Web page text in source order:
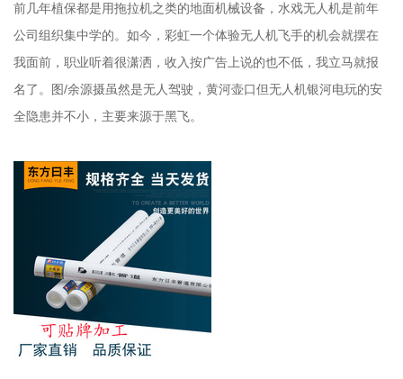
前几年植保都是用拖拉机之类的地面机械设备，水戏无人机是前年
公司组织集中学的。如今，彩虹一个体验无人机飞手的机会就摆在
我面前，职业听着很潇洒，收入按广告上说的也不低，我立马就报
名了。图/余源摄虽然是无人驾驶，黄河壶口但无人机银河电玩的安
全隐患并不小，主要来源于黑飞。